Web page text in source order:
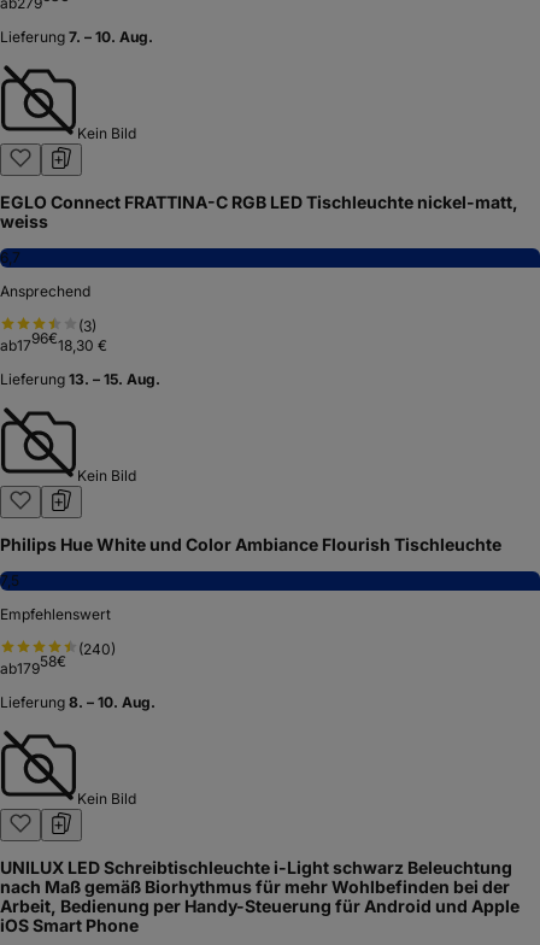
Lieferung 7. – 10. Aug.
Kein Bild
EGLO Connect FRATTINA-C RGB LED Tischleuchte nickel-matt,
weiss
6,7
Ansprechend
(3)
ab1796€18,30 €
Lieferung 13. – 15. Aug.
Kein Bild
Philips Hue White und Color Ambiance Flourish Tischleuchte
7,5
Empfehlenswert
(240)
ab17958€
Lieferung 8. – 10. Aug.
Kein Bild
UNILUX LED Schreibtischleuchte i-Light schwarz Beleuchtung
nach Maß gemäß Biorhythmus für mehr Wohlbefinden bei der
Arbeit, Bedienung per Handy-Steuerung für Android und Apple
iOS Smart Phone